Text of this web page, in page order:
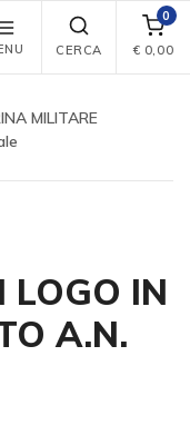
CERCA
0
€ 0,00
MILITARE
LOGO IN
A.N.